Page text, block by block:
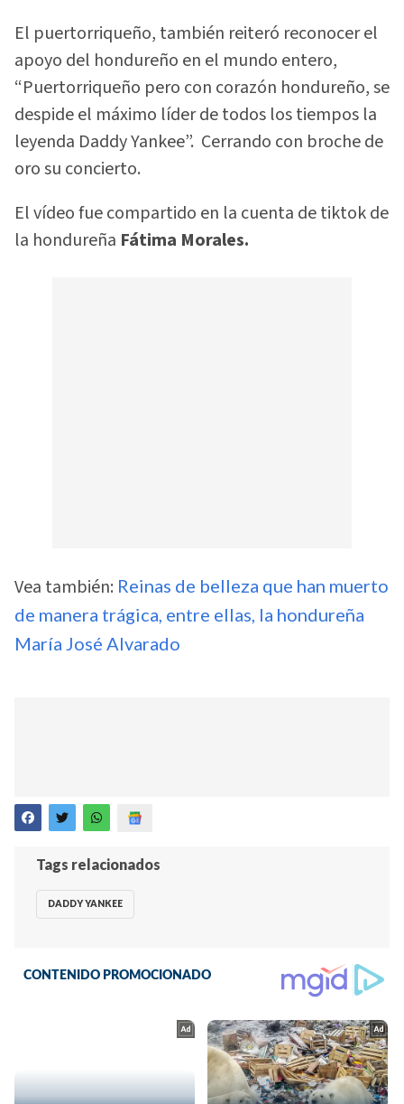
El puertorriqueño, también reiteró reconocer el
apoyo del hondureño en el mundo entero,
“Puertorriqueño pero con corazón hondureño, se
despide el máximo líder de todos los tiempos la
leyenda Daddy Yankee”. Cerrando con broche de
oro su concierto.
El vídeo fue compartido en la cuenta de tiktok de
la hondureña Fátima Morales.
Vea también: Reinas de belleza que han muerto
de manera trágica, entre ellas, la hondureña
María José Alvarado
Tags relacionados
DADDY YANKEE